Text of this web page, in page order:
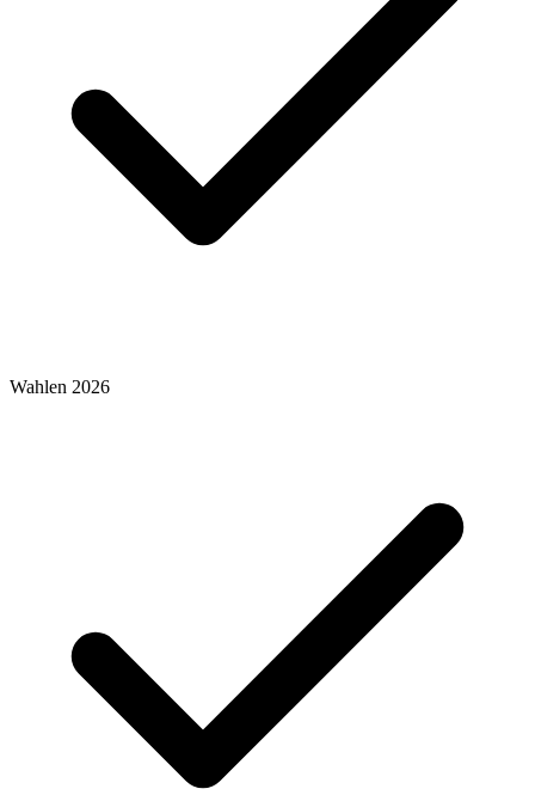
Wahlen 2026